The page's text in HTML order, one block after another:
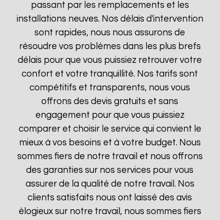
passant par les remplacements et les
installations neuves. Nos délais d'intervention
sont rapides, nous nous assurons de
résoudre vos problèmes dans les plus brefs
délais pour que vous puissiez retrouver votre
confort et votre tranquillité. Nos tarifs sont
compétitifs et transparents, nous vous
offrons des devis gratuits et sans
engagement pour que vous puissiez
comparer et choisir le service qui convient le
mieux à vos besoins et à votre budget. Nous
sommes fiers de notre travail et nous offrons
des garanties sur nos services pour vous
assurer de la qualité de notre travail. Nos
clients satisfaits nous ont laissé des avis
élogieux sur notre travail, nous sommes fiers